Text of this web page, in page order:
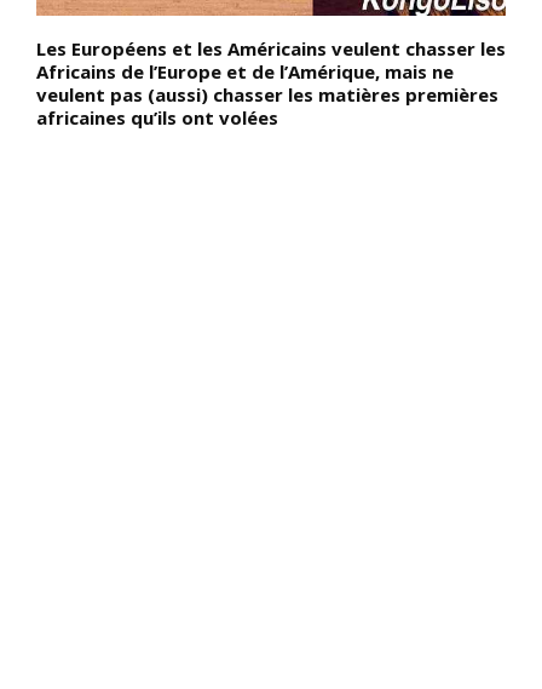
Les Européens et les Américains veulent chasser les
Africains de l’Europe et de l’Amérique, mais ne
veulent pas (aussi) chasser les matières premières
africaines qu’ils ont volées